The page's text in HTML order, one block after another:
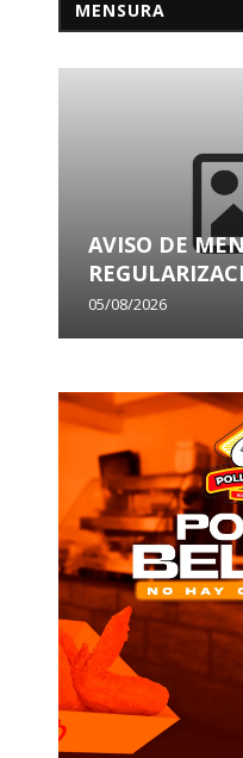
20/04/2022
MENSURA
AVISO DE
05/08/2026